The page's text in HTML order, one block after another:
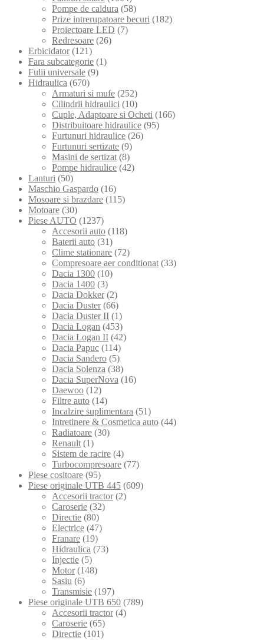
Pompe de caldura (58)
Prize intrerupatoare becuri (182)
Proiectoare LED (7)
Redresoare (26)
Erbicidator (121)
Fara subcategorie (1)
Fulii universale (9)
Hidraulica (670)
Armaturi si mufe (252)
Cilindrii hidraulici (10)
Cuple, Adaptoare si Ocheti (166)
Distribuitoare hidraulice (95)
Furtunuri hidraulice (26)
Furtunuri sertizate (9)
Masini de sertizat (8)
Pompe hidraulice (42)
Lanturi (50)
Maschio Gaspardo (16)
Mosoare si brazdare (115)
Motoare (30)
Piese AUTO (1237)
Accesorii auto (118)
Baterii auto (31)
Clime stationare (72)
Compresoare aer conditionat (33)
Dacia 1300 (10)
Dacia 1400 (3)
Dacia Dokker (2)
Dacia Duster (66)
Dacia Duster II (1)
Dacia Logan (453)
Dacia Logan II (42)
Dacia Papuc (114)
Dacia Sandero (5)
Dacia Solenza (38)
Dacia SuperNova (16)
Daewoo (12)
Filtre auto (14)
Incalzire suplimentara (51)
Intretinere & Cosmetica auto (44)
Radiatoare (30)
Renault (1)
Sistem de racire (4)
Turbocompresoare (77)
Piese cositoare (95)
Piese originale UTB 445 (609)
Accesorii tractor (2)
Caroserie (32)
Directie (80)
Electrice (47)
Franare (19)
Hidraulica (73)
Injectie (5)
Motor (148)
Sasiu (6)
Transmisie (197)
Piese originale UTB 650 (789)
Accesorii tractor (4)
Caroserie (65)
Directie (101)